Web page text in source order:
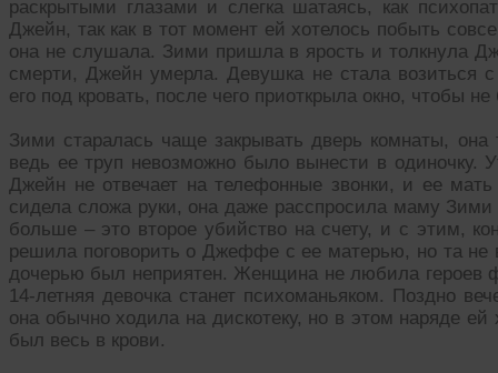
раскрытыми глазами и слегка шатаясь, как
Джейн, так как в тот момент ей хотелось побыть
она не слушала. Зими пришла в ярость и толкнула
смерти, Джейн умерла. Девушка не стала возиться
его под кровать, после чего приоткрыла окно, чтобы
Зими старалась чаще закрывать дверь комнаты,
ведь ее труп невозможно было вынести в одиночку.
Джейн не отвечает на телефонные звонки, и ее
сидела сложа руки, она даже расспросила маму
больше – это второе убийство на счету, и с этим,
решила поговорить о Джеффе с ее матерью, но та не
дочерью был неприятен. Женщина не любила героев
14-летняя девочка станет психоманьяком. Поздно
она обычно ходила на дискотеку, но в этом наряде ей
был весь в крови.